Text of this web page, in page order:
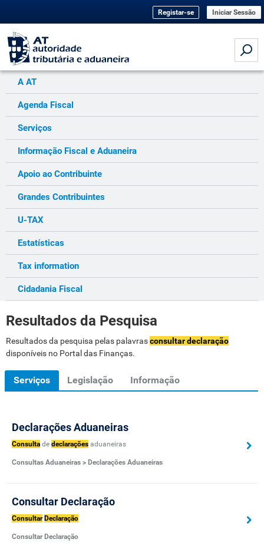
Registar-se Iniciar Sessão
A AT
Agenda Fiscal
Serviços
Informação Fiscal e Aduaneira
Apoio ao Contribuinte
Grandes Contribuintes
U-TAX
Estatísticas
Tax information
Cidadania Fiscal
Resultados da Pesquisa
Resultados da pesquisa pelas palavrasconsultar declaração
disponíveis no Portal das Finanças.
Serviços Legislação Informação
Declarações Aduaneiras
Consulta de declarações aduaneiras
Consultas Aduaneiras > Declarações Aduaneiras
Consultar Declaração
Consultar Declaração
Consultar Declaração